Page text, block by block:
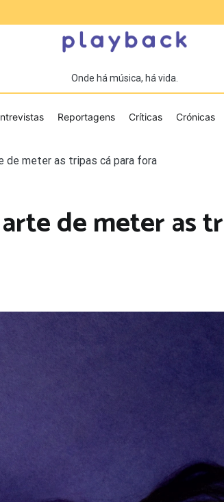
Onde há música, há vida.
Reportagens Críticas Crónicas
de meter as tripas cá para fora
de meter as